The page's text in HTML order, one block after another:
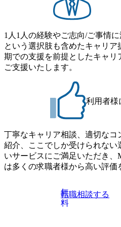
1人1人の経験やご志向/ご事情
という選択肢も含めたキャリ
期での支援を前提としたキャリ
ご支援いたします。
利用者様
丁寧なキャリア相談、適切な
紹介、ここでしか受けられない
いサービスにご満足いただき、
は多くの求職者様から高い評価
無
料
転職相談する